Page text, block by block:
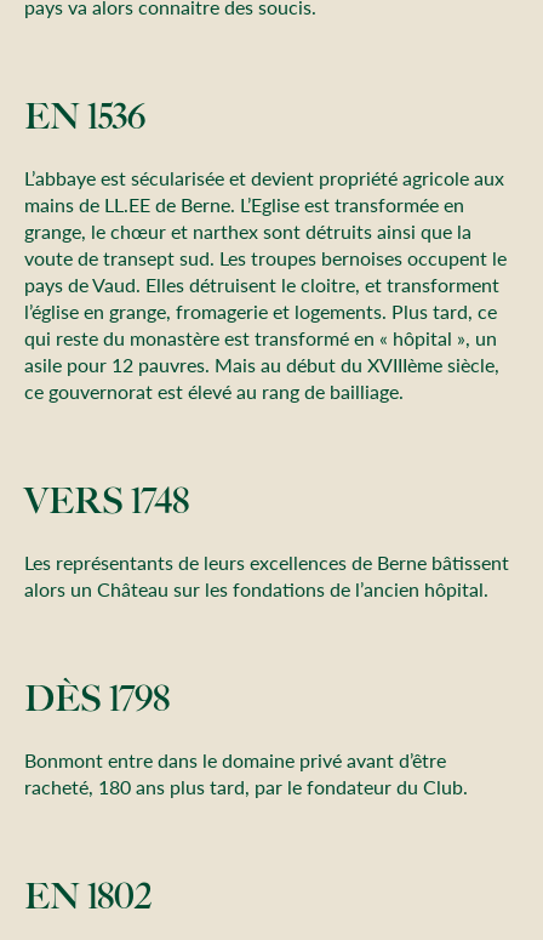
pays va alors connaitre des soucis.
EN 1536
L’abbaye est sécularisée et devient propriété agricole aux
mains de LL.EE de Berne. L’Eglise est transformée en
grange, le chœur et narthex sont détruits ainsi que la
voute de transept sud. Les troupes bernoises occupent le
pays de Vaud. Elles détruisent le cloitre, et transforment
l’église en grange, fromagerie et logements. Plus tard, ce
qui reste du monastère est transformé en « hôpital », un
asile pour 12 pauvres. Mais au début du XVIIIème siècle,
ce gouvernorat est élevé au rang de bailliage.
VERS 1748
Les représentants de leurs excellences de Berne bâtissent
alors un Château sur les fondations de l’ancien hôpital.
DÈS 1798
Bonmont entre dans le domaine privé avant d’être
racheté, 180 ans plus tard, par le fondateur du Club.
EN 1802